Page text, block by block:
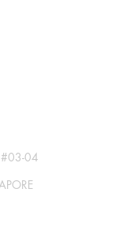
04